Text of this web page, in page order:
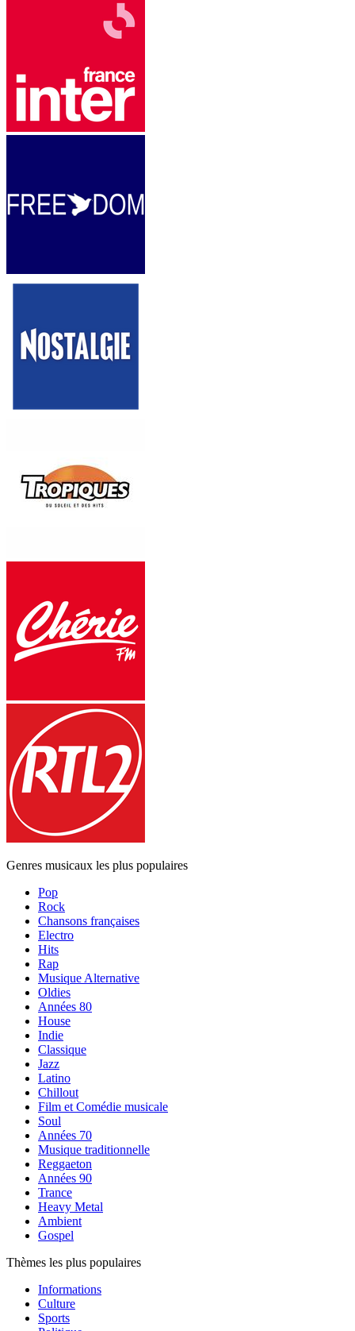
Genres musicaux les plus populaires
Pop
Rock
Chansons françaises
Electro
Hits
Rap
Musique Alternative
Oldies
Années 80
House
Indie
Classique
Jazz
Latino
Chillout
Film et Comédie musicale
Soul
Années 70
Musique traditionnelle
Reggaeton
Années 90
Trance
Heavy Metal
Ambient
Gospel
Thèmes les plus populaires
Informations
Culture
Sports